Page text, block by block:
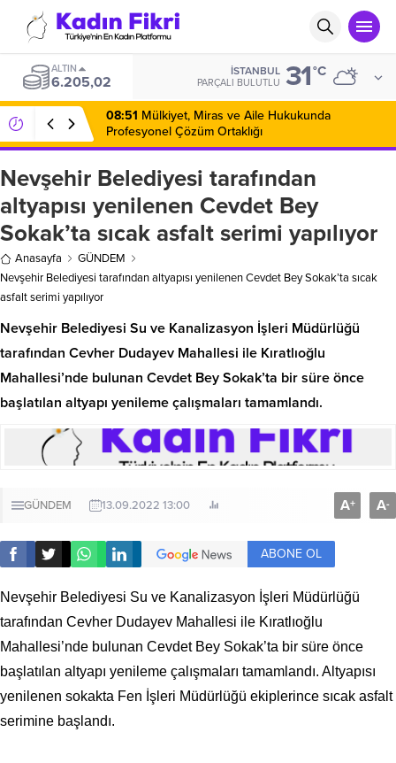
ALTIN
6.205,02
İSTANBUL
PARÇALI BULUTLU 31°C
08:51 Mülkiyet, Miras ve Aile Hukukunda
Profesyonel Çözüm Ortaklığı
Nevşehir Belediyesi tarafından
altyapısı yenilenen Cevdet Bey
Sokak’ta sıcak asfalt serimi yapılıyor
Anasayfa
GÜNDEM
Nevşehir Belediyesi tarafından altyapısı yenilenen Cevdet Bey Sokak’ta sıcak
asfalt serimi yapılıyor
Nevşehir Belediyesi Su ve Kanalizasyon İşleri Müdürlüğü
tarafından Cevher Dudayev Mahallesi ile Kıratlıoğlu
Mahallesi’nde bulunan Cevdet Bey Sokak’ta bir süre önce
başlatılan altyapı yenileme çalışmaları tamamlandı.
GÜNDEM 13.09.2022 13:00 A+ A-
ABONE OL
Nevşehir Belediyesi Su ve Kanalizasyon İşleri Müdürlüğü
tarafından Cevher Dudayev Mahallesi ile Kıratlıoğlu
Mahallesi’nde bulunan Cevdet Bey Sokak’ta bir süre önce
başlatılan altyapı yenileme çalışmaları tamamlandı. Altyapısı
yenilenen sokakta Fen İşleri Müdürlüğü ekiplerince sıcak asfalt
serimine başlandı.